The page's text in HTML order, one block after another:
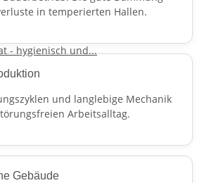
in temperierten Hallen.
und langlebige Mechanik
Arbeitsalltag.
Gebäude